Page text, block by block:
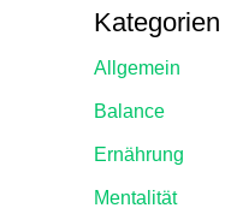
Kategorien
Allgemein
Balance
Ernährung
Mentalität